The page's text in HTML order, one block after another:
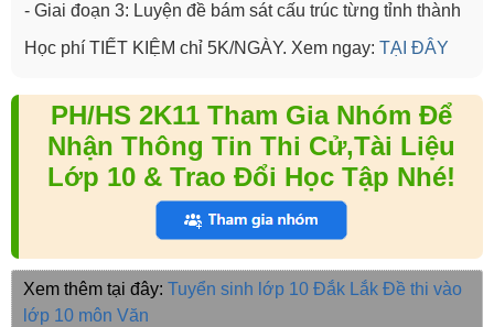
- Giai đoạn 3: Luyện đề bám sát cấu trúc từng tỉnh thành
Học phí TIẾT KIỆM chỉ 5K/NGÀY. Xem ngay: TẠI ĐÂY
PH/HS 2K11 Tham Gia Nhóm Để
Nhận Thông Tin Thi Cử,Tài Liệu
Lớp 10 & Trao Đổi Học Tập Nhé!
Xem thêm tại đây: Tuyển sinh lớp 10 Đắk Lắk Đề thi vào
lớp 10 môn Văn